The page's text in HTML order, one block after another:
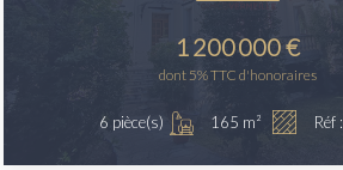
1 200 000 €
dont 5% TTC d'honoraires
6 pièce(s) 165 m² Réf :